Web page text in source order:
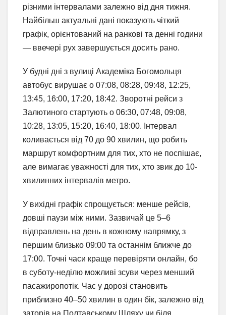
різними інтервалами залежно від дня тижня.
Найбільш актуальні дані показують чіткий
графік, орієнтований на ранкові та денні години
— ввечері рух завершується досить рано.
У будні дні з вулиці Академіка Богомольця
автобус вирушає о 07:08, 08:28, 09:48, 12:25,
13:45, 16:00, 17:20, 18:42. Зворотні рейси з
Залютиного стартують о 06:30, 07:48, 09:08,
10:28, 13:05, 15:20, 16:40, 18:00. Інтервал
коливається від 70 до 90 хвилин, що робить
маршрут комфортним для тих, хто не поспішає,
але вимагає уважності для тих, хто звик до 10-
хвилинних інтервалів метро.
У вихідні графік спрощується: менше рейсів,
довші паузи між ними. Зазвичай це 5–6
відправлень на день в кожному напрямку, з
першим близько 09:00 та останнім ближче до
17:00. Точні часи краще перевіряти онлайн, бо
в суботу-неділю можливі зсуви через менший
пасажиропотік. Час у дорозі становить
приблизно 40–50 хвилин в один бік, залежно від
заторів на Полтавському Шляху чи біля